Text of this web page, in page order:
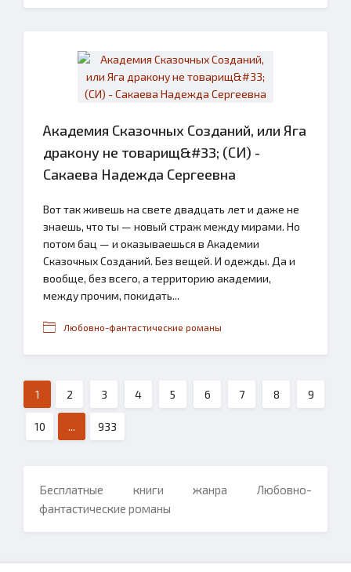
Академия Сказочных Созданий, или Яга
дракону не товарищ&#33; (СИ) -
Сакаева Надежда Сергеевна
Вот так живешь на свете двадцать лет и даже не
знаешь, что ты — новый страж между мирами. Но
потом бац — и оказываешься в Академии
Сказочных Созданий. Без вещей. И одежды. Да и
вообще, без всего, а территорию академии,
между прочим, покидать...
Любовно-фантастические романы
1 2 3 4 5 6 7 8 9
10 ... 933
Бесплатные книги жанра Любовно-
фантастические романы